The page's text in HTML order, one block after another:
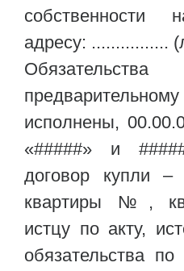
адресу: ................
исполнены,
«#####» и
договор купли –
квартиры №,
истцу по акту,
обязательства